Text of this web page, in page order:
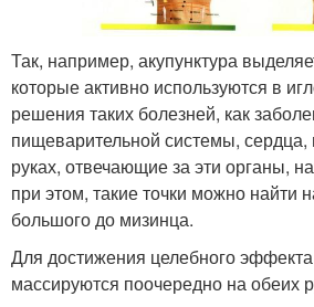
Так, например, акупунктура
которые активно используются в
решения таких болезней, как
пищеварительной системы, сердца,
руках, отвечающие за эти органы,
при этом, такие точки можно найти
большого до мизинца.
Для достижения целебного эффекта
массируются поочередно на обеих